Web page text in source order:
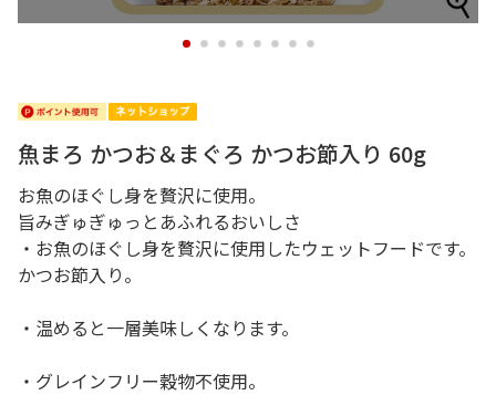
1 2 3 4 5 6 7 8
魚まろ かつお＆まぐろ かつお節入り 60g
お魚のほぐし身を贅沢に使用。
旨みぎゅぎゅっとあふれるおいしさ
・お魚のほぐし身を贅沢に使用したウェットフードです。
かつお節入り。
・温めると一層美味しくなります。
・グレインフリー穀物不使用。